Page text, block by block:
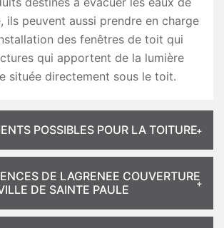
ils peuvent aussi prendre en charge
des fenêtres de toit qui
qui apportent de la lumière
située directement sous le toit.
POSSIBLES POUR LA TOITURE
DE LAGRENEE COUVERTURE
DE SAINTE PAULE